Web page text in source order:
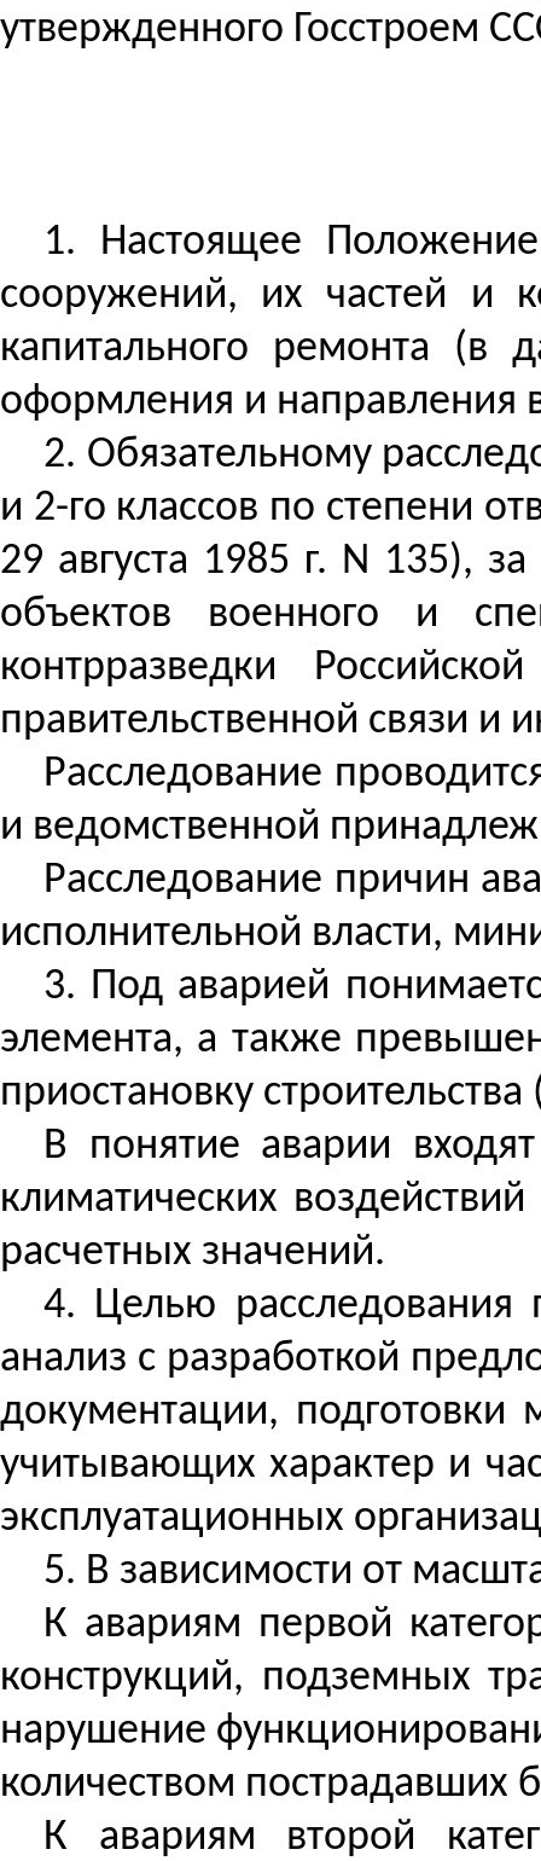
утвержденного Госстроем
1. Настоящее
сооружений, их частей и
капитального ремонта (в
оформления и направления
2. Обязательному
и 2-го классов по степени
29 августа 1985 г. N 135),
объектов военного и
контрразведки
правительственной связи и
Расследование
и ведомственной
Расследование причин
исполнительной власти,
3. Под аварией
элемента, а также
приостановку
В понятие аварии
климатических
расчетных значений.
4. Целью расследования
анализ с разработкой
документации, подготовки
учитывающих характер и
эксплуатационных
5. В зависимости от
К авариям первой
конструкций, подземных
нарушение
количеством пострадавших
К авариям второй